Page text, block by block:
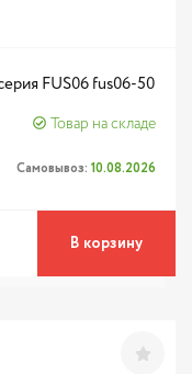
FUS06 fus06-50
Товар на складе
Самовывоз: 10.08.2026
В корзину